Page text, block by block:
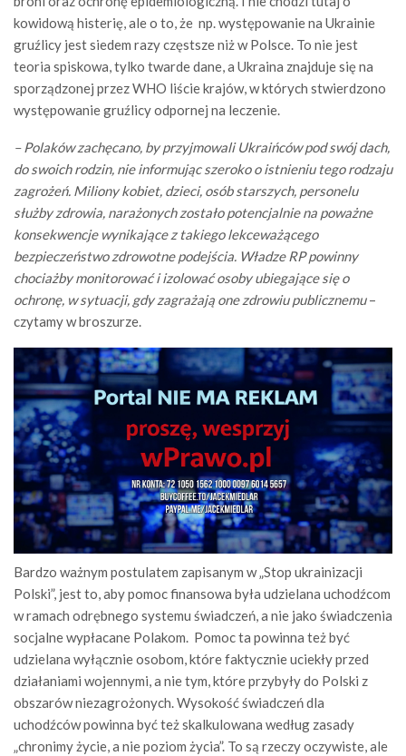
kowidową histerię, ale o to, że np. występowanie na Ukrainie
gruźlicy jest siedem razy częstsze niż w Polsce. To nie jest
teoria spiskowa, tylko twarde dane, a Ukraina znajduje się na
sporządzonej przez WHO liście krajów, w których stwierdzono
występowanie gruźlicy odpornej na leczenie.
– Polaków zachęcano, by przyjmowali Ukraińców pod swój dach,
do swoich rodzin, nie informując szeroko o istnieniu tego rodzaju
zagrożeń. Miliony kobiet, dzieci, osób starszych, personelu
służby zdrowia, narażonych zostało potencjalnie na poważne
konsekwencje wynikające z takiego lekceważącego
bezpieczeństwo zdrowotne podejścia. Władze RP powinny
chociażby monitorować i izolować osoby ubiegające się o
ochronę, w sytuacji, gdy zagrażają one zdrowiu publicznemu–
czytamy w broszurze.
Bardzo ważnym postulatem zapisanym w „Stop ukrainizacji
Polski”, jest to, aby pomoc finansowa była udzielana uchodźcom
w ramach odrębnego systemu świadczeń, a nie jako świadczenia
socjalne wypłacane Polakom. Pomoc ta powinna też być
udzielana wyłącznie osobom, które faktycznie uciekły przed
działaniami wojennymi, a nie tym, które przybyły do Polski z
obszarów niezagrożonych. Wysokość świadczeń dla
uchodźców powinna być też skalkulowana według zasady
„chronimy życie, a nie poziom życia”. To są rzeczy oczywiste, ale